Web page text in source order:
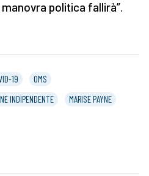
politica fallirà”.
19
OMS
INDIPENDENTE
MARISE PAYNE